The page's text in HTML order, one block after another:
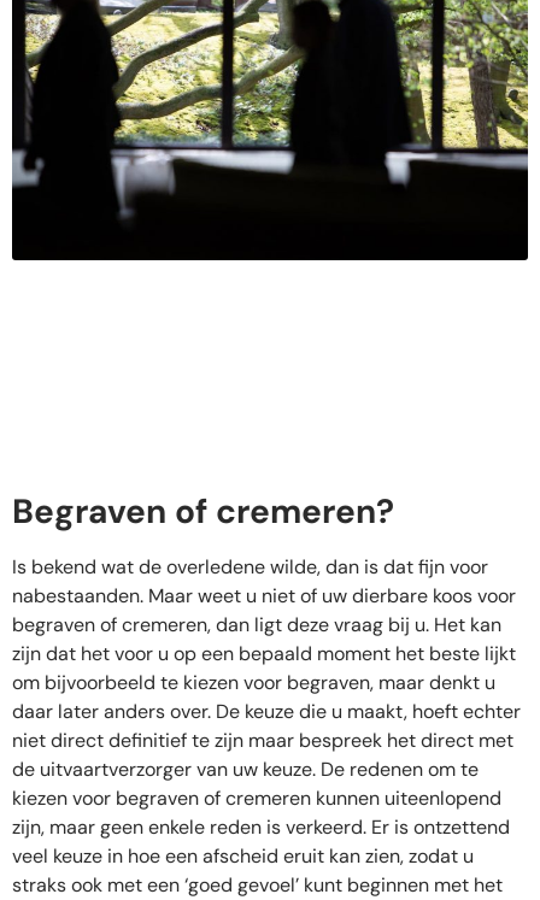
Begraven of cremeren?
Is bekend wat de overledene wilde, dan is dat fijn voor
nabestaanden. Maar weet u niet of uw dierbare koos voor
begraven of cremeren, dan ligt deze vraag bij u. Het kan
zijn dat het voor u op een bepaald moment het beste lijkt
om bijvoorbeeld te kiezen voor begraven, maar denkt u
daar later anders over. De keuze die u maakt, hoeft echter
niet direct definitief te zijn maar bespreek het direct met
de uitvaartverzorger van uw keuze. De redenen om te
kiezen voor begraven of cremeren kunnen uiteenlopend
zijn, maar geen enkele reden is verkeerd. Er is ontzettend
veel keuze in hoe een afscheid eruit kan zien, zodat u
straks ook met een ‘goed gevoel’ kunt beginnen met het